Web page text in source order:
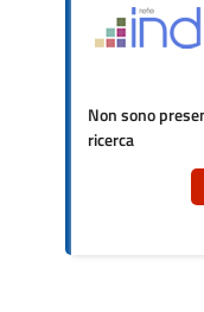
Non sono
ricerca